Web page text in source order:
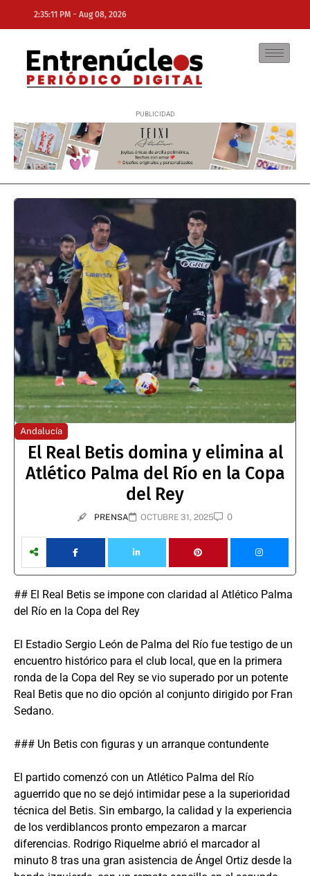
2:35:11 PM - Aug 08, 2026
NE
Andalucía
El Real Betis domina y elimina al
Atlético Palma del Río en la Copa
del Rey
PRENSA OCTUBRE 31, 2025 0
## El Real Betis se impone con claridad al Atlético Palma
del Río en la Copa del Rey
El Estadio Sergio León de Palma del Río fue testigo de un
encuentro histórico para el club local, que en la primera
ronda de la Copa del Rey se vio superado por un potente
Real Betis que no dio opción al conjunto dirigido por Fran
Sedano.
### Un Betis con figuras y un arranque contundente
El partido comenzó con un Atlético Palma del Río
aguerrido que no se dejó intimidar pese a la superioridad
técnica del Betis. Sin embargo, la calidad y la experiencia
de los verdiblancos pronto empezaron a marcar
diferencias. Rodrigo Riquelme abrió el marcador al
minuto 8 tras una gran asistencia de Ángel Ortiz desde la